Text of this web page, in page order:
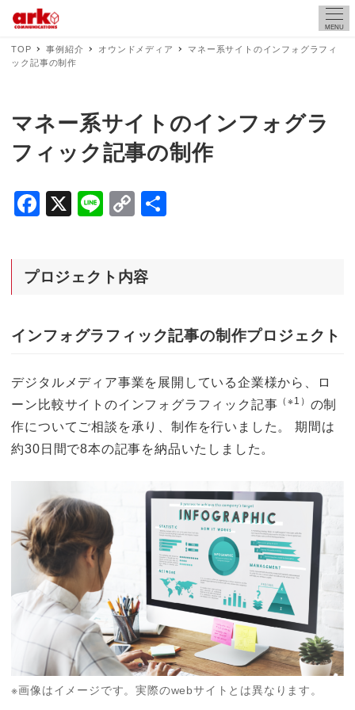
MENU
TOP 事例紹介 オウンドメディア
マネー系サイトのインフォグラフィ
ック記事の制作
マネー系サイトのインフォグラ
フィック記事の制作
F
e
o
k
X
Li
C
y
n
プロジェクト内容
インフォグラフィック記事の制作プロジェクト
デジタルメディア事業を展開している企業様から、ロ
ーン比較サイトのインフォグラフィック記事 （※1） の制
作についてご相談を承り、制作を行いました。 期間は
約30日間で8本の記事を納品いたしました。
※画像はイメージです。実際のwebサイトとは異なります。